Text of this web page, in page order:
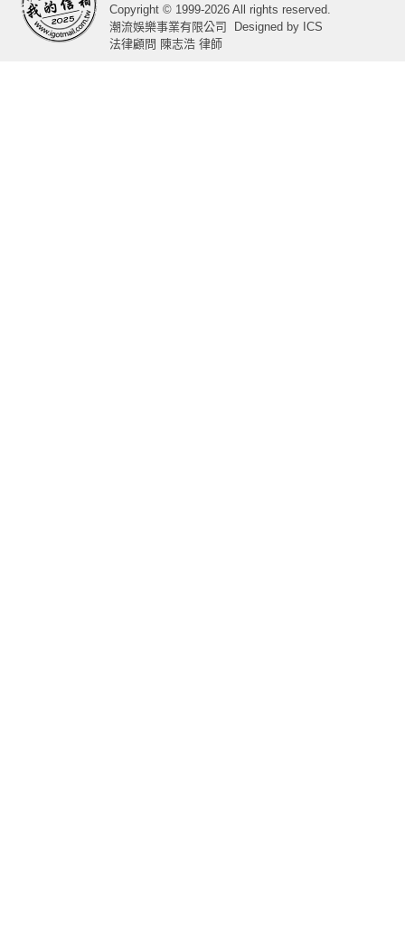
Copyright © 1999-2026 All rights reserved.
潮流娛樂事業有限公司
Designed by ICS
法律顧問 陳志浩 律師